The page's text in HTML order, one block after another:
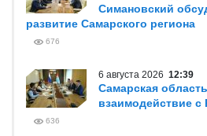
Симановский
развитие Самарского региона
676
6 августа 2026 12:39
Самарская
взаимодействие с
636